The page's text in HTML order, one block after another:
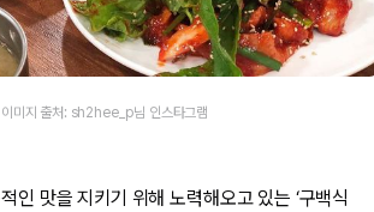
이미지 출처: sh2hee_p님 인스타그램
인 맛을 지키기 위해 노력해오고 있는 ‘구백식